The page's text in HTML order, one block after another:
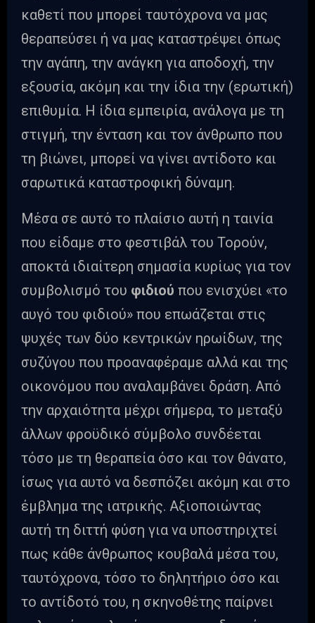
καθετί που μπορεί ταυτόχρονα να μας
θεραπεύσει ή να μας καταστρέψει όπως
την αγάπη, την ανάγκη για αποδοχή, την
εξουσία, ακόμη και την ίδια την (ερωτική)
επιθυμία. Η ίδια εμπειρία, ανάλογα με τη
στιγμή, την ένταση και τον άνθρωπο που
τη βιώνει, μπορεί να γίνει αντίδοτο και
σαρωτικά καταστροφική δύναμη.
Μέσα σε αυτό το πλαίσιο αυτή η ταινία
που είδαμε στο φεστιβάλ του Τορούν,
αποκτά ιδιαίτερη σημασία κυρίως για τον
συμβολισμό του φιδιού που ενισχύει «το
αυγό του φιδιού» που επωάζεται στις
ψυχές των δύο κεντρικών ηρωίδων, της
συζύγου που προαναφέραμε αλλά και της
οικονόμου που αναλαμβάνει δράση. Από
την αρχαιότητα μέχρι σήμερα, το μεταξύ
άλλων φροϋδικό σύμβολο συνδέεται
τόσο με τη θεραπεία όσο και τον θάνατο,
ίσως για αυτό να δεσπόζει ακόμη και στο
έμβλημα της ιατρικής. Αξιοποιώντας
αυτή τη διττή φύση για να υποστηριχτεί
πως κάθε άνθρωπος κουβαλά μέσα του,
ταυτόχρονα, τόσο το δηλητήριο όσο και
το αντίδοτό του, η σκηνοθέτης παίρνει